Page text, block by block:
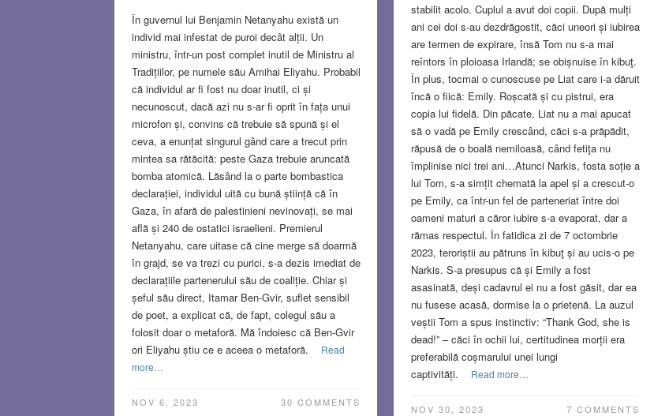
stabilit acolo. Cuplul a avut doi copii. După mulți
ani cei doi s-au dezdrăgostit, căci uneori și iubirea
are termen de expirare, însă Tom nu s-a mai
reîntors în ploioasa Irlandă; se obișnuise în kibuţ.
În plus, tocmai o cunoscuse pe Liat care i-a dăruit
încă o fiică: Emily. Roșcată și cu pistrui, era
copia lui fidelă. Din păcate, Liat nu a mai apucat
să o vadă pe Emily crescând, căci s-a prăpădit,
răpusă de o boală nemiloasă, când fetiţa nu
împlinise nici trei ani…Atunci Narkis, fosta soție a
lui Tom, s-a simțit chemată la apel și a crescut-o
pe Emily, ca într-un fel de parteneriat între doi
oameni maturi a căror iubire s-a evaporat, dar a
rămas respectul. În fatidica zi de 7 octombrie
2023, teroriștii au pătruns în kibuţ și au ucis-o pe
Narkis. S-a presupus că și Emily a fost
asasinată, deși cadavrul ei nu a fost găsit, dar ea
nu fusese acasă, dormise la o prietenă. La auzul
veștii Tom a spus instinctiv: “Thank God, she is
dead!” – căci în ochii lui, certitudinea morții era
preferabilă coșmarului unei lungi
captivități.
Read more…
NOV 30, 2023 7 COMMENTS
În guvernul lui Benjamin Netanyahu există un
individ mai infestat de puroi decât alții. Un
ministru, într-un post complet inutil de Ministru al
Tradițiilor, pe numele său Amihai Eliyahu. Probabil
că individul ar fi fost nu doar inutil, ci și
necunoscut, dacă azi nu s-ar fi oprit în fața unui
microfon și, convins că trebuie să spună și el
ceva, a enunțat singurul gând care a trecut prin
mintea sa rătăcită: peste Gaza trebuie aruncată
bomba atomică. Lăsând la o parte bombastica
declarației, individul uită cu bună știință că în
Gaza, în afară de palestinieni nevinovați, se mai
află și 240 de ostatici israelieni. Premierul
Netanyahu, care uitase că cine merge să doarmă
în grajd, se va trezi cu purici, s-a dezis imediat de
declarațiile partenerului său de coaliție. Chiar și
șeful său direct, Itamar Ben-Gvir, suflet sensibil
de poet, a explicat că, de fapt, colegul său a
folosit doar o metaforă. Mă îndoiesc că Ben-Gvir
ori Eliyahu știu ce e aceea o metaforă.
Read
more…
NOV 6, 2023 30 COMMENTS